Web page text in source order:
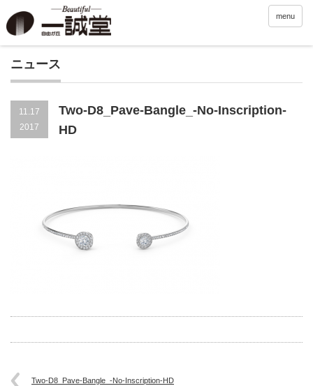
menu
ニュース
11.17
2017
Two-D8_Pave-Bangle_-No-Inscription-
HD
Two-D8_Pave-Bangle_-No-Inscription-HD